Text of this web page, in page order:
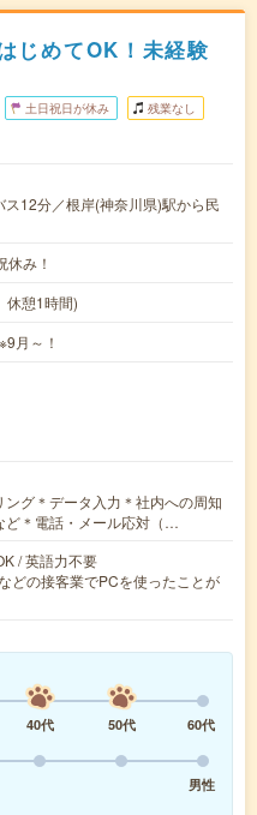
じめてOK！未経験
土日祝日が休み 残業なし
12分／根岸(神奈川県)駅から民
み！
憩1時間)
月～！
ング＊データ入力＊社内への周知
ど＊電話・メール応対（…
/ 英語力不要
どの接客業でPCを使ったことが
40代 50代
60代
男性